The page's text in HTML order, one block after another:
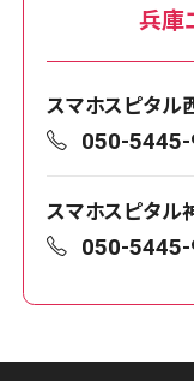
兵庫
スマホスピタル
050-
スマホスピタル
050-